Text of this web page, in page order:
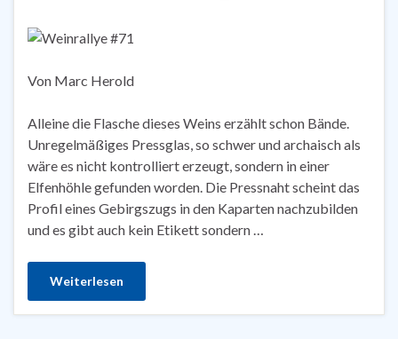
Von Marc Herold
Alleine die Flasche dieses Weins erzählt schon Bände.
Unregelmäßiges Pressglas, so schwer und archaisch als
wäre es nicht kontrolliert erzeugt, sondern in einer
Elfenhöhle gefunden worden. Die Pressnaht scheint das
Profil eines Gebirgszugs in den Kaparten nachzubilden
und es gibt auch kein Etikett sondern …
Weiterlesen